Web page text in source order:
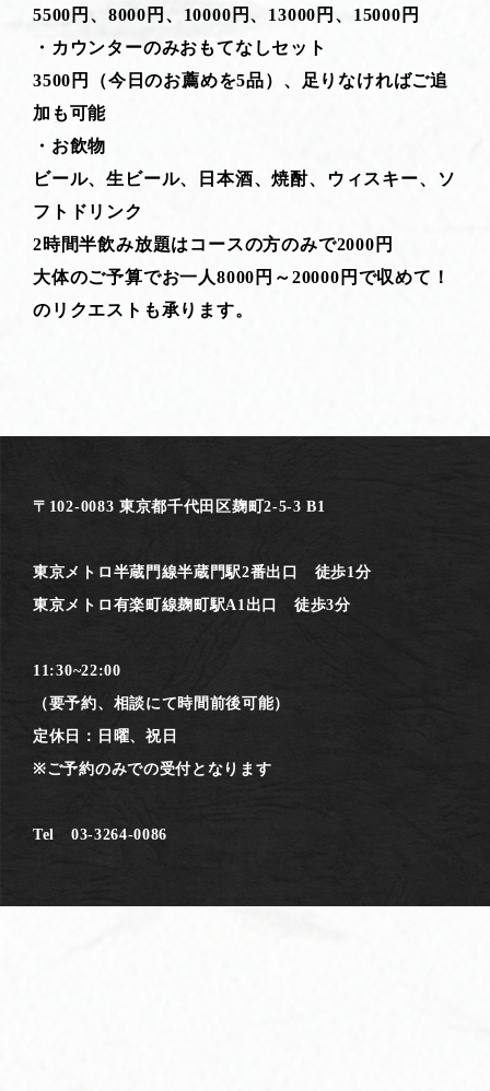
5500円、8000円、10000円、13000円、15000円
・カウンターのみおもてなしセット
3500円（今日のお薦めを5品）、足りなければご追
加も可能
・お飲物
ビール、生ビール、日本酒、焼酎、ウィスキー、ソ
フトドリンク
2時間半飲み放題はコースの方のみで2000円
大体のご予算でお一人8000円～20000円で収めて！
のリクエストも承ります。
〒102-0083 東京都千代田区麹町2-5-3 B1
東京メトロ半蔵門線半蔵門駅2番出口 徒歩1分
東京メトロ有楽町線麹町駅A1出口 徒歩3分
11:30~22:00
（要予約、相談にて時間前後可能）
定休日：日曜、祝日
※ご予約のみでの受付となります
Tel 03-3264-0086